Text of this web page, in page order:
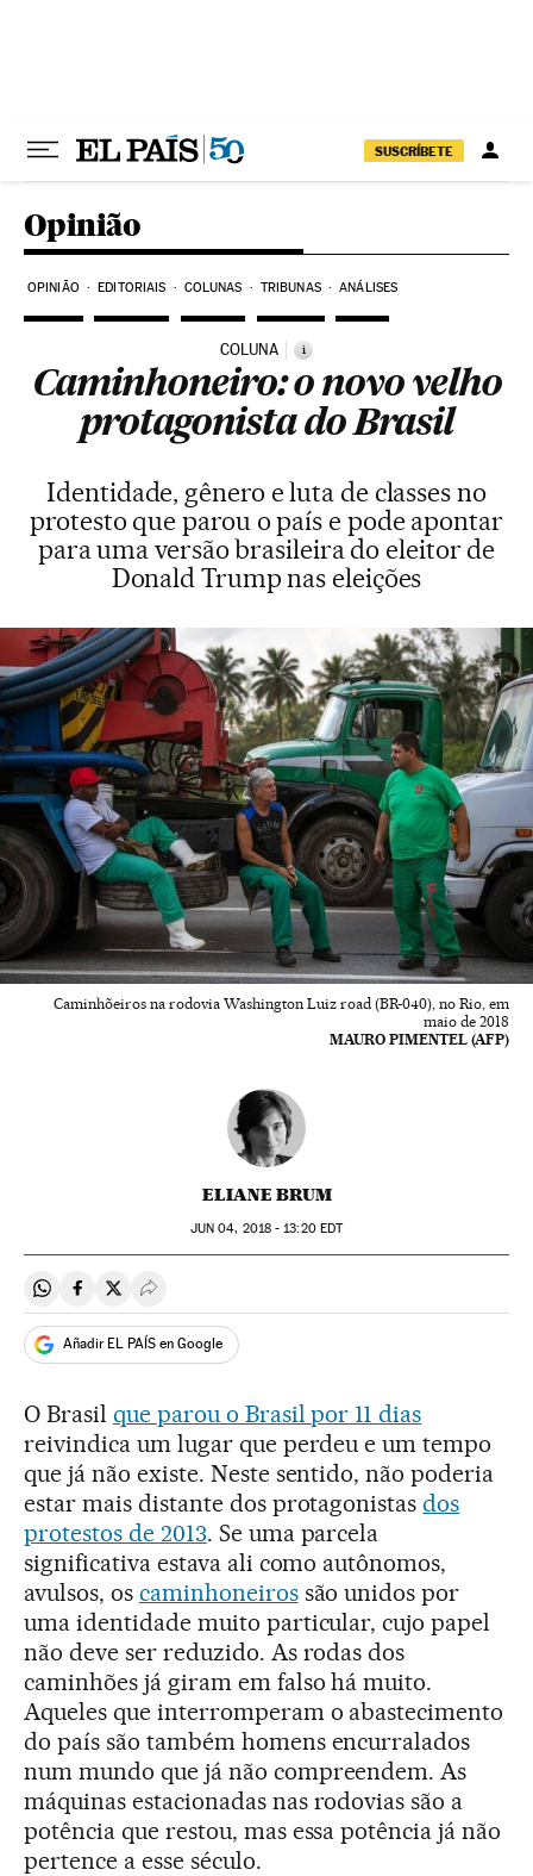
SUSCRÍBETE
Opinião
OPINIÃO EDITORIAIS COLUNAS TRIBUNAS ANÁLISES
COLUNA i
Caminhoneiro: o novo velho
protagonista do Brasil
Identidade, gênero e luta de classes no
protesto que parou o país e pode apontar
para uma versão brasileira do eleitor de
Donald Trump nas eleições
Caminhõeiros na rodovia Washington Luiz road (BR-040), no Rio, em
maio de 2018
MAURO PIMENTEL (AFP)
ELIANE BRUM
JUN 04, 2018 - 13:20EDT
Compartir en Whatsapp
Compartir en Facebook
Compartir en Twitter
Desplegar Redes Sociales
Añadir EL PAÍS en Google
O Brasil que parou o Brasil por 11 dias
reivindica um lugar que perdeu e um tempo
que já não existe. Neste sentido, não poderia
estar mais distante dos protagonistasdos
protestos de 2013. Se uma parcela
significativa estava ali como autônomos,
avulsos, os caminhoneirossão unidos por
uma identidade muito particular, cujo papel
não deve ser reduzido. As rodas dos
caminhões já giram em falso há muito.
Aqueles que interromperam o abastecimento
do país são também homens encurralados
num mundo que já não compreendem. As
máquinas estacionadas nas rodovias são a
potência que restou, mas essa potência já não
pertence a esse século.